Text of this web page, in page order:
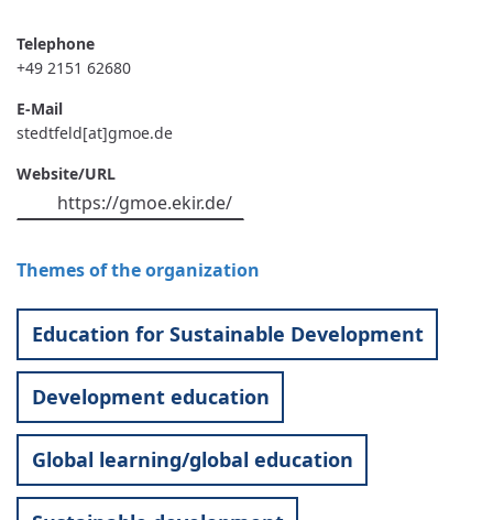
Telephone
+49 2151 62680
E-Mail
stedtfeld[at]gmoe.de
Website/URL
https://gmoe.ekir.de/
Themes of the organization
Education for Sustainable Development
Development education
Global learning/global education